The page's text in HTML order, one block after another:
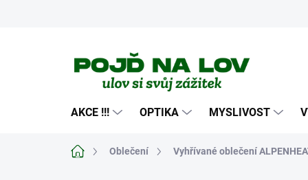
AKCE !!! OPTIKA MYSLIVOST
Domů Oblečení Vyhřívané oblečení